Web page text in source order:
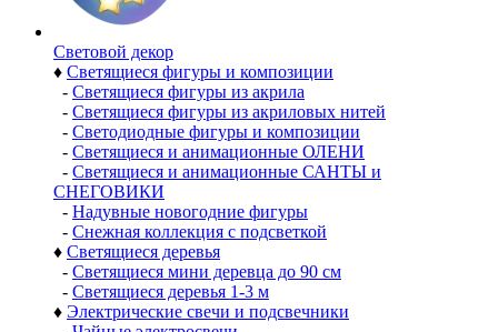
Световой декор
♦ Светящиеся фигуры и композиции
- Светящиеся фигуры из акрила
- Светящиеся фигуры из акриловых нитей
- Светодиодные фигуры и композиции
- Светящиеся и анимационные ОЛЕНИ
- Светящиеся и анимационные САНТЫ и
СНЕГОВИКИ
- Надувные новогодние фигуры
- Снежная коллекция с подсветкой
♦ Светящиеся деревья
- Светящиеся мини деревца до 90 см
- Светящиеся деревья 1-3 м
♦ Электрические свечи и подсвечники